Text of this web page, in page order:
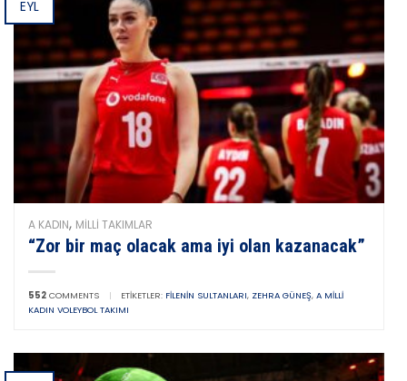
EYL
A KADIN, MILLI TAKIMLAR
“Zor bir maç olacak ama iyi olan kazanacak”
552 COMMENTS | ETIKETLER: FILENIN SULTANLARI, ZEHRA GÜNEŞ, A MILLI
KADIN VOLEYBOL TAKIMI